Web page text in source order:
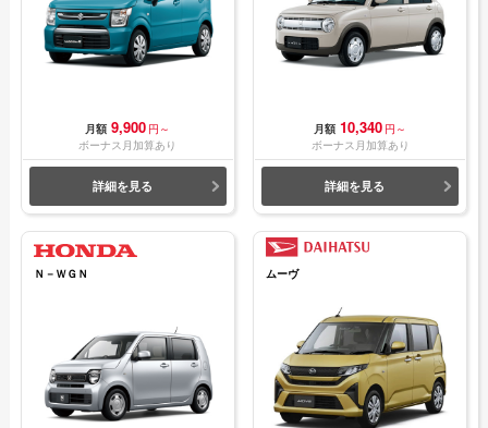
月額 9,900 円～
ボーナス月加算あり
詳細を見る
月額 10,340 円～
ボーナス月加算あり
詳細を見る
Ｎ－ＷＧＮ ムーヴ